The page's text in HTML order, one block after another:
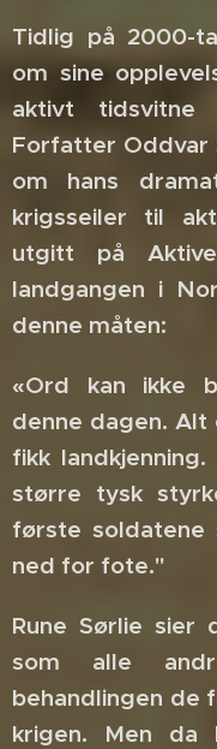
Tidlig på 2000-
om sine
aktivt tidsvitne
Forfatter Oddvar
om hans
krigsseiler til
utgitt på
landgangen i
denne måten:
«Ord kan ikke
denne dagen.
fikk
større tysk
første soldatene
ned for fote."
Rune Sørlie sier
som alle
behandlingen de
krigen. Men da